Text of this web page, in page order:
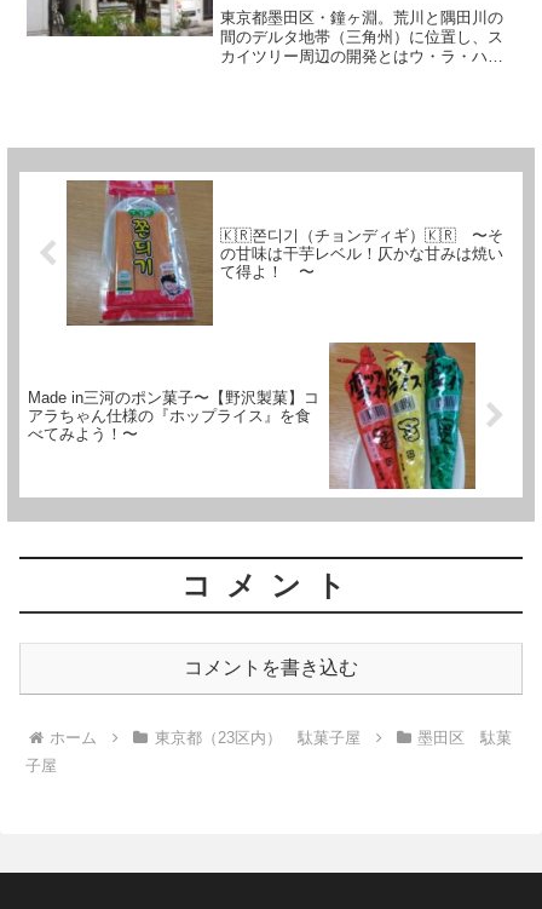
東京都墨田区・鐘ヶ淵。荒川と隅田川の
間のデルタ地帯（三角州）に位置し、ス
カイツリー周辺の開発とはウ・ラ・ハ・
🇰🇷쫀디기（チョンディギ）🇰🇷 〜そ
の甘味は干芋レベル！仄かな甘みは焼い
て得よ！ 〜
Made in三河のポン菓子〜【野沢製菓】コ
アラちゃん仕様の『ホップライス』を食
べてみよう！〜
コメント
コメントを書き込む
ホーム 東京都（23区内） 駄菓子屋
墨田区 駄菓
子屋